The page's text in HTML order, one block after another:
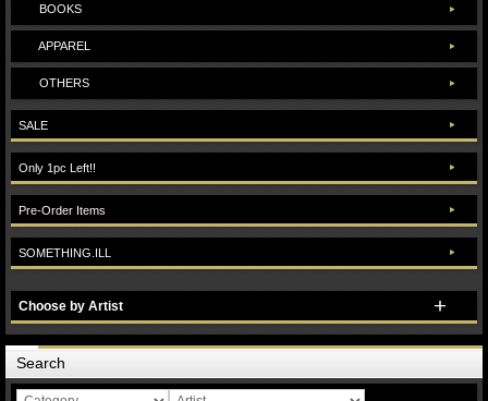
BOOKS
APPAREL
OTHERS
SALE
Only 1pc Left!!
Pre-Order Items
SOMETHING.ILL
Choose by Artist
Search